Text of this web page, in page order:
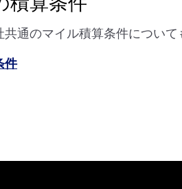
通のマイル積算条件について
件